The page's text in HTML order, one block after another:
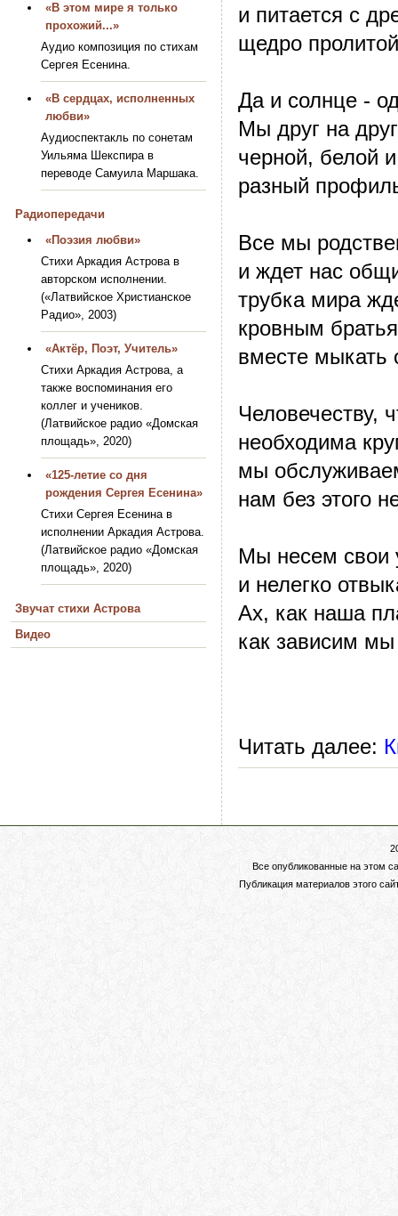
«В этом мире я только
прохожий...»
Аудио композиция по стихам
Сергея Есенина.
«В сердцах, исполненных
любви»
Аудиоспектакль по сонетам
Уильяма Шекспира в
переводе Самуила Маршака.
Радиопередачи
«Поэзия любви»
Стихи Аркадия Астрова в
авторском исполнении.
(«Латвийское Христианское
Радио», 2003)
«Актёр, Поэт, Учитель»
Стихи Аркадия Астрова, а
также воспоминания его
коллег и учеников.
(Латвийское радио «Домская
площадь», 2020)
«125-летие со дня
рождения Сергея Есенина»
Стихи Сергея Есенина в
исполнении Аркадия Астрова.
(Латвийское радио «Домская
площадь», 2020)
Звучат стихи Астрова
Видео
и питается с
щедро
Да и солнце -
Мы друг на
черной, белой
разный
Все мы
и ждет нас
трубка мира
кровным
вместе
Человечеству,
необходима
мы
нам без этого
Мы несем свои
и нелегко
Ах, как наша
как зависим мы
Читать далее:
Все опубликованные на этом
Публикация материалов этого